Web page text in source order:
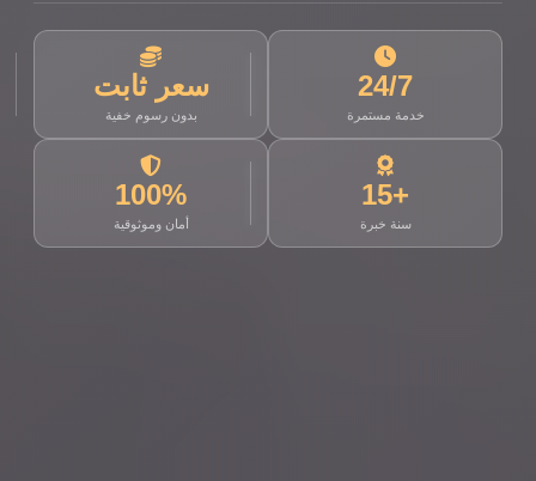
24/7
خدمة مستمرة
سعر ثابت
بدون رسوم خفية
+15
سنة خبرة
100%
أمان وموثوقية